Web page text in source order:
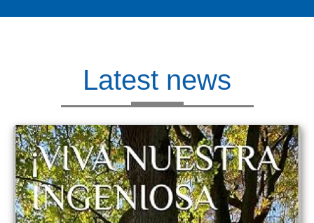
Latest news